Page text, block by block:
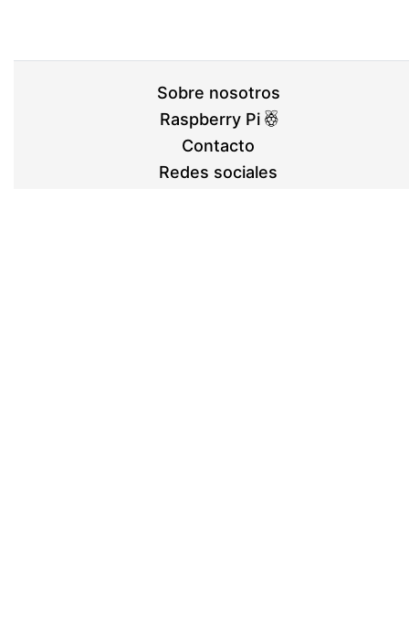
Sobre nosotros
Raspberry Pi
Contacto
Redes sociales